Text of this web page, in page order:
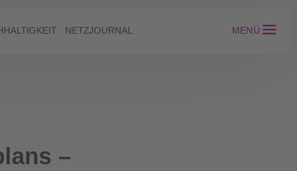
NETZJOURNAL MENÜ
–